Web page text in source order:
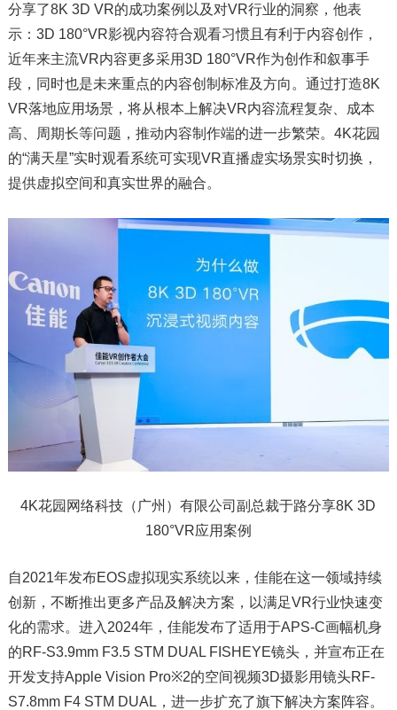
分享了8K 3D VR的成功案例以及对VR行业的洞察，他表
示：3D 180°VR影视内容符合观看习惯且有利于内容创作，
近年来主流VR内容更多采用3D 180°VR作为创作和叙事手
段，同时也是未来重点的内容创制标准及方向。通过打造8K
VR落地应用场景，将从根本上解决VR内容流程复杂、成本
高、周期长等问题，推动内容制作端的进一步繁荣。4K花园
的“满天星”实时观看系统可实现VR直播虚实场景实时切换，
提供虚拟空间和真实世界的融合。
4K花园网络科技（广州）有限公司副总裁于路分享8K 3D
180°VR应用案例
自2021年发布EOS虚拟现实系统以来，佳能在这一领域持续
创新，不断推出更多产品及解决方案，以满足VR行业快速变
化的需求。进入2024年，佳能发布了适用于APS-C画幅机身
的RF-S3.9mm F3.5 STM DUAL FISHEYE镜头，并宣布正在
开发支持Apple Vision Pro※2的空间视频3D摄影用镜头RF-
S7.8mm F4 STM DUAL，进一步扩充了旗下解决方案阵容。